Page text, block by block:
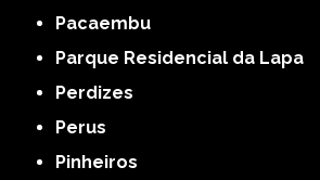
Pacaembu
Parque Residencial da Lapa
Perdizes
Perus
Pinheiros